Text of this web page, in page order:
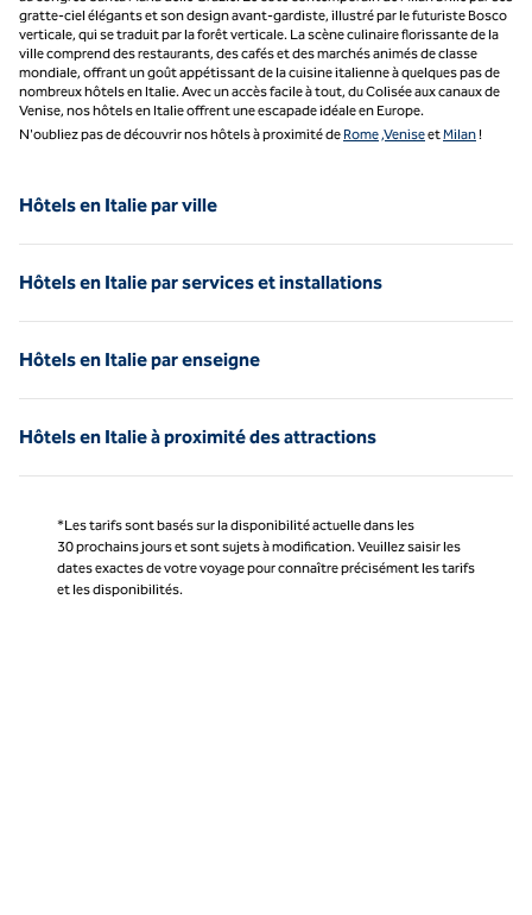
gratte-ciel élégants et son design avant-gardiste, illustré par le futuriste Bosco
verticale, qui se traduit par la forêt verticale. La scène culinaire florissante de la
ville comprend des restaurants, des cafés et des marchés animés de classe
mondiale, offrant un goût appétissant de la cuisine italienne à quelques pas de
nombreux hôtels en Italie. Avec un accès facile à tout, du Colisée aux canaux de
Venise, nos hôtels en Italie offrent une escapade idéale en Europe.
N'oubliez pas de découvrir nos hôtels à proximité de Rome ,VeniseetMilan !
Hôtels en Italie par ville
Hôtels en Italie par services et installations
Hôtels en Italie par enseigne
Hôtels en Italie à proximité des attractions
*Les tarifs sont basés sur la disponibilité actuelle dans les
30 prochains jours et sont sujets à modification. Veuillez saisir les
dates exactes de votre voyage pour connaître précisément les tarifs
et les disponibilités.